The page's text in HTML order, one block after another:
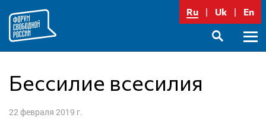
содержимому
Ru Uk En
Бессилие всесилия
22 февраля 2019 г.